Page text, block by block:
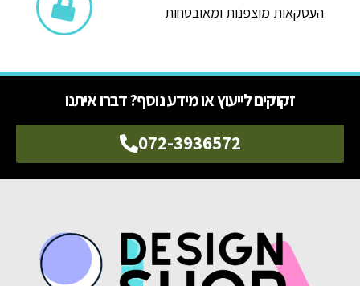
העסקאות מוצפנות ומאובטחות
זקוקים לייעוץ או מידע נוסף? דברו איתנו
072-3936572